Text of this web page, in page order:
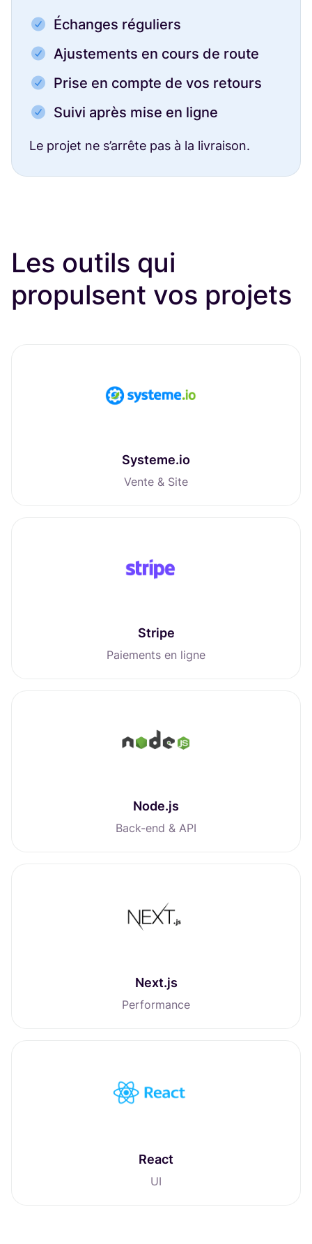
Échanges réguliers
Ajustements en cours de route
Prise en compte de vos retours
Suivi après mise en ligne
Le projet ne s’arrête pas à la livraison.
Les outils qui
propulsent vos projets
Systeme.io
Vente & Site
Stripe
Paiements en ligne
Node.js
Back-end & API
Next.js
Performance
React
UI